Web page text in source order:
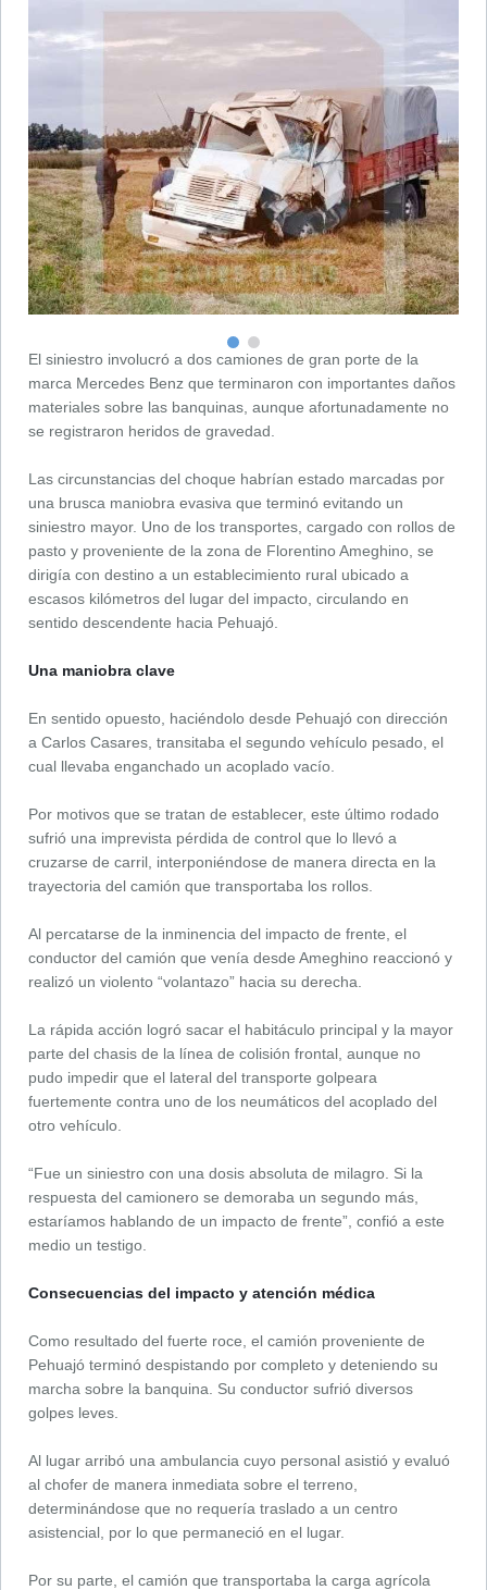
El siniestro involucró a dos camiones de gran porte de la
marca Mercedes Benz que terminaron con importantes daños
materiales sobre las banquinas, aunque afortunadamente no
se registraron heridos de gravedad.
Las circunstancias del choque habrían estado marcadas por
una brusca maniobra evasiva que terminó evitando un
siniestro mayor. Uno de los transportes, cargado con rollos de
pasto y proveniente de la zona de Florentino Ameghino, se
dirigía con destino a un establecimiento rural ubicado a
escasos kilómetros del lugar del impacto, circulando en
sentido descendente hacia Pehuajó.
Una maniobra clave
En sentido opuesto, haciéndolo desde Pehuajó con dirección
a Carlos Casares, transitaba el segundo vehículo pesado, el
cual llevaba enganchado un acoplado vacío.
Por motivos que se tratan de establecer, este último rodado
sufrió una imprevista pérdida de control que lo llevó a
cruzarse de carril, interponiéndose de manera directa en la
trayectoria del camión que transportaba los rollos.
Al percatarse de la inminencia del impacto de frente, el
conductor del camión que venía desde Ameghino reaccionó y
realizó un violento “volantazo” hacia su derecha.
La rápida acción logró sacar el habitáculo principal y la mayor
parte del chasis de la línea de colisión frontal, aunque no
pudo impedir que el lateral del transporte golpeara
fuertemente contra uno de los neumáticos del acoplado del
otro vehículo.
“Fue un siniestro con una dosis absoluta de milagro. Si la
respuesta del camionero se demoraba un segundo más,
estaríamos hablando de un impacto de frente”, confió a este
medio un testigo.
Consecuencias del impacto y atención médica
Como resultado del fuerte roce, el camión proveniente de
Pehuajó terminó despistando por completo y deteniendo su
marcha sobre la banquina. Su conductor sufrió diversos
golpes leves.
Al lugar arribó una ambulancia cuyo personal asistió y evaluó
al chofer de manera inmediata sobre el terreno,
determinándose que no requería traslado a un centro
asistencial, por lo que permaneció en el lugar.
Por su parte, el camión que transportaba la carga agrícola